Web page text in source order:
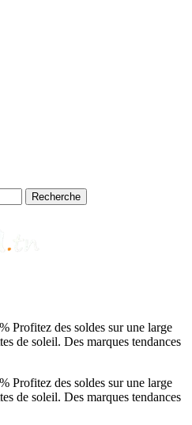
Recherche
Profitez des soldes sur une large
de soleil. Des marques tendances
Profitez des soldes sur une large
de soleil. Des marques tendances